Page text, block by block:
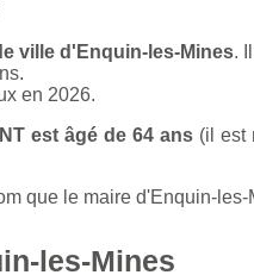
ville d'Enquin-les-Mines.
en 2026.
est âgé de 64 ans(il est
que le maire d'Enquin-
les-Mines